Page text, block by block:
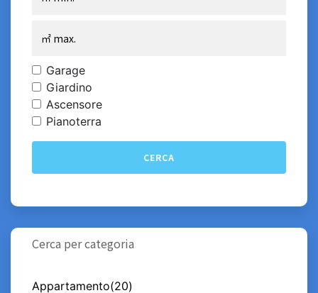
Garage
Giardino
Ascensore
Pianoterra
Cerca per categoria
Appartamento(20)